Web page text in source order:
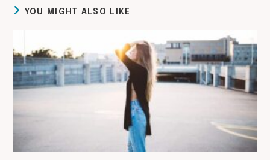
YOU MIGHT ALSO LIKE